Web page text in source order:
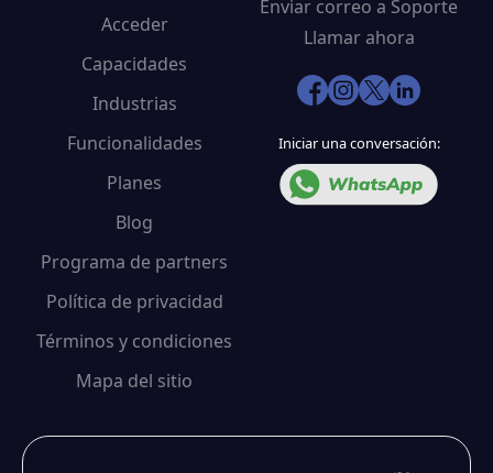
Acceder
Capacidades
Industrias
Funcionalidades
Planes
Blog
Programa de partners
Política de privacidad
Términos y condiciones
Mapa del sitio
Enviar correo a Soporte
Llamar ahora
Iniciar una conversación: